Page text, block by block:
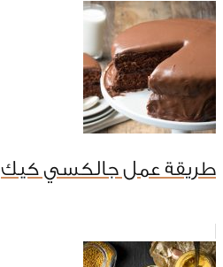
طريقة عمل جالكسي كيك